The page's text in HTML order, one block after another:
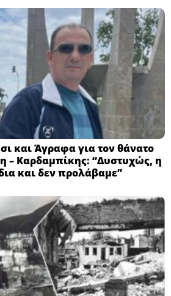
και Άγραφα για τον θάνατο
– Καρδαμπίκης: “Δυστυχώς, η
και δεν προλάβαμε”